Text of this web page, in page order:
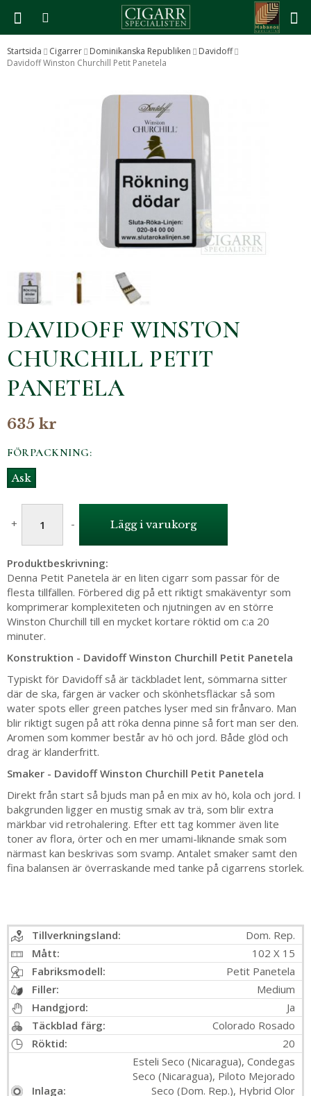
Produkten har blivit tillagd i varukorgen
Startsida Cigarrer Dominikanska Republiken
Davidoff
Davidoff Winston Churchill Petit Panetela
DAVIDOFF WINSTON
CHURCHILL PETIT
PANETELA
635 kr
FÖRPACKNING:
Ask
+ - Lägg i varukorg
Produktbeskrivning:
Denna Petit Panetela är en liten cigarr som passar för de
flesta tillfällen. Förbered dig på ett riktigt smakäventyr som
komprimerar komplexiteten och njutningen av en större
Winston Churchill till en mycket kortare röktid om c:a 20
minuter.
Konstruktion - Davidoff Winston Churchill Petit Panetela
Typiskt för Davidoff så är täckbladet lent, sömmarna sitter
där de ska, färgen är vacker och skönhetsfläckar så som
water spots eller green patches lyser med sin frånvaro. Man
blir riktigt sugen på att röka denna pinne så fort man ser den.
Aromen som kommer består av hö och jord. Både glöd och
drag är klanderfritt.
Smaker - Davidoff Winston Churchill Petit Panetela
Direkt från start så bjuds man på en mix av hö, kola och jord. I
bakgrunden ligger en mustig smak av trä, som blir extra
märkbar vid retrohalering. Efter ett tag kommer även lite
toner av flora, örter och en mer umami-liknande smak som
närmast kan beskrivas som svamp. Antalet smaker samt den
fina balansen är överraskande med tanke på cigarrens storlek.
Tillverkningsland:
Dom. Rep.
Mått:
102 X 15
Fabriksmodell:
Petit Panetela
Filler:
Medium
Handgjord:
Ja
Täckblad färg:
Colorado Rosado
Röktid:
20
Inlaga:
Esteli Seco (Nicaragua), Condegas
Seco (Nicaragua), Piloto Mejorado
Seco (Dom. Rep.), Hybrid Olor